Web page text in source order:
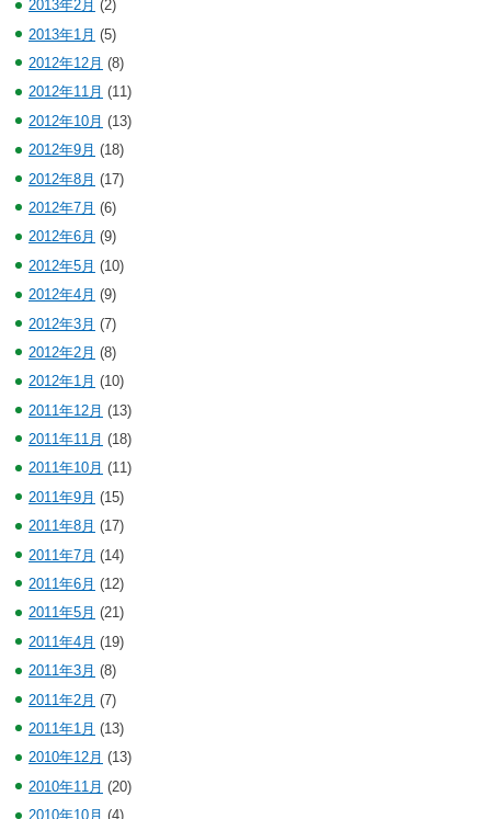
2013年2月 (2)
2013年1月 (5)
2012年12月 (8)
2012年11月 (11)
2012年10月 (13)
2012年9月 (18)
2012年8月 (17)
2012年7月 (6)
2012年6月 (9)
2012年5月 (10)
2012年4月 (9)
2012年3月 (7)
2012年2月 (8)
2012年1月 (10)
2011年12月 (13)
2011年11月 (18)
2011年10月 (11)
2011年9月 (15)
2011年8月 (17)
2011年7月 (14)
2011年6月 (12)
2011年5月 (21)
2011年4月 (19)
2011年3月 (8)
2011年2月 (7)
2011年1月 (13)
2010年12月 (13)
2010年11月 (20)
2010年10月 (4)